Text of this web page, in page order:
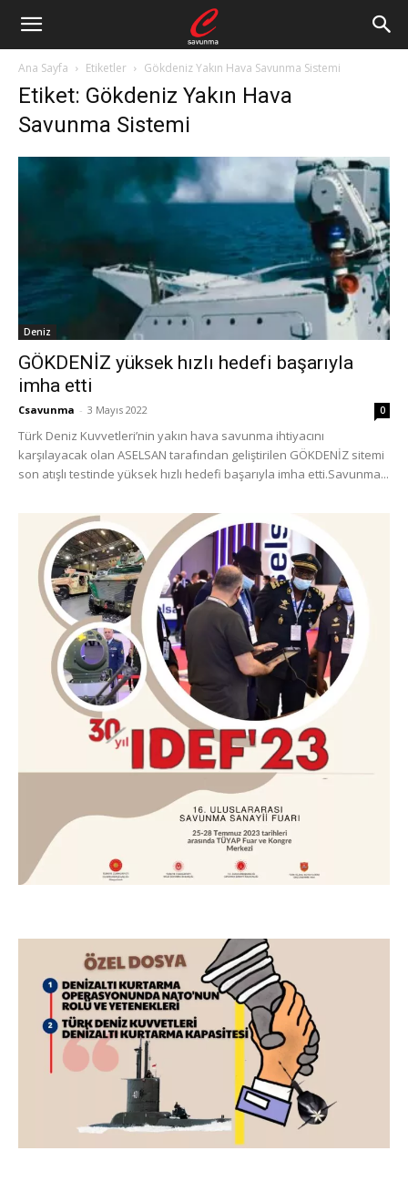
Ana Sayfa Etiketler Gökdeniz Yakın Hava Savunma Sistemi
Etiket: Gökdeniz Yakın Hava
Savunma Sistemi
Deniz
GÖKDENİZ yüksek hızlı hedefi başarıyla
imha etti
Csavunma - 3 Mayıs 2022 0
Türk Deniz Kuvvetleri’nin yakın hava savunma ihtiyacını
karşılayacak olan ASELSAN tarafından geliştirilen GÖKDENİZ sitemi
son atışlı testinde yüksek hızlı hedefi başarıyla imha etti.Savunma...